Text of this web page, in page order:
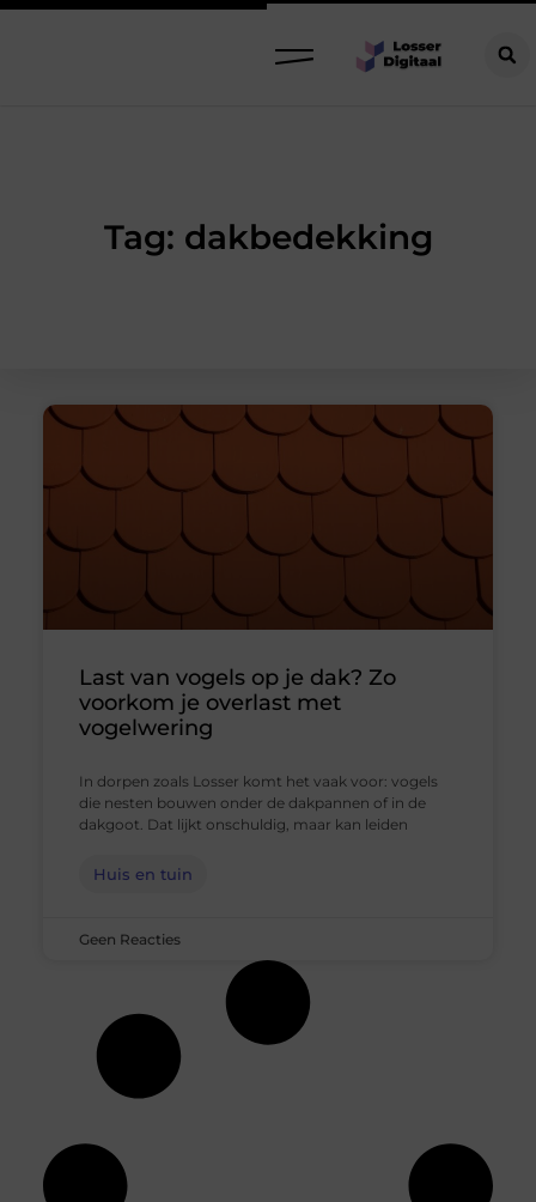
Tag: dakbedekking
Last van vogels op je dak? Zo
voorkom je overlast met
vogelwering
In dorpen zoals Losser komt het vaak voor: vogels
die nesten bouwen onder de dakpannen of in de
dakgoot. Dat lijkt onschuldig, maar kan leiden
Huis en tuin
Geen Reacties